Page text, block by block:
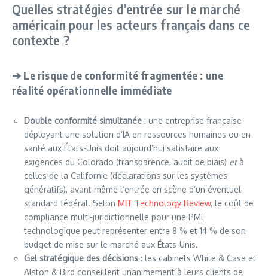
Quelles stratégies d’entrée sur le marché
américain pour les acteurs français dans ce
contexte ?
➔ Le risque de conformité fragmentée : une
réalité opérationnelle immédiate
Double conformité simultanée : une entreprise française
déployant une solution d’IA en ressources humaines ou en
santé aux États-Unis doit aujourd’hui satisfaire aux
exigences du Colorado (transparence, audit de biais) età
celles de la Californie (déclarations sur les systèmes
génératifs), avant même l’entrée en scène d’un éventuel
standard fédéral. Selon MIT Technology Review, le coût de
compliance multi-juridictionnelle pour une PME
technologique peut représenter entre 8 % et 14 % de son
budget de mise sur le marché aux États-Unis.
Gel stratégique des décisions : les cabinets White & Case et
Alston & Bird conseillent unanimement à leurs clients de